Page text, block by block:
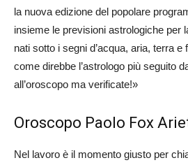
la nuova edizione del popolare
insieme le previsioni astrologiche per
nati sotto i segni d’acqua, aria, terra
come direbbe l’astrologo più seguito
all’oroscopo ma verificate!»
Oroscopo Paolo Fox
Nel lavoro è il momento giusto per